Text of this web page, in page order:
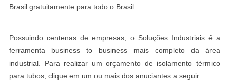
Brasil gratuitamente para todo o Brasil
Possuindo centenas de empresas, o Soluções Industriais é a
ferramenta business to business mais completo da área
industrial. Para realizar um orçamento de isolamento térmico
para tubos, clique em um ou mais dos anuciantes a seguir: